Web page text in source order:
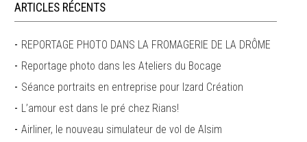
ARTICLES RÉCENTS
REPORTAGE PHOTO DANS LA FROMAGERIE DE LA DRÔME
Reportage photo dans les Ateliers du Bocage
Séance portraits en entreprise pour Izard Création
L’amour est dans le pré chez Rians!
Airliner, le nouveau simulateur de vol de Alsim